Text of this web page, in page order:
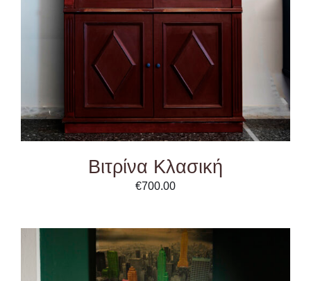
Βιτρίνα Κλασική
€700.00